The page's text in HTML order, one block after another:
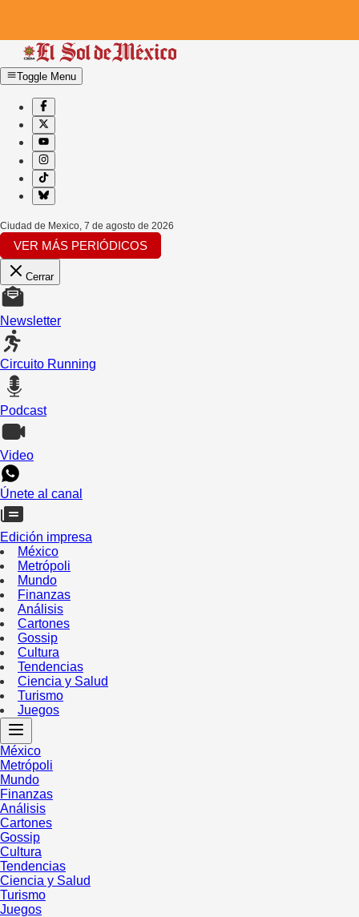
Toggle Menu
Ciudad de Mexico, 7 de agosto de 2026
VER MÁS PERIÓDICOS
Cerrar
Newsletter
Circuito Running
Podcast
Video
Únete al canal
Edición impresa
México
Metrópoli
Mundo
Finanzas
Análisis
Cartones
Gossip
Cultura
Tendencias
Ciencia y Salud
Turismo
Juegos
México
Metrópoli
Mundo
Finanzas
Análisis
Cartones
Gossip
Cultura
Tendencias
Ciencia y Salud
Turismo
Juegos